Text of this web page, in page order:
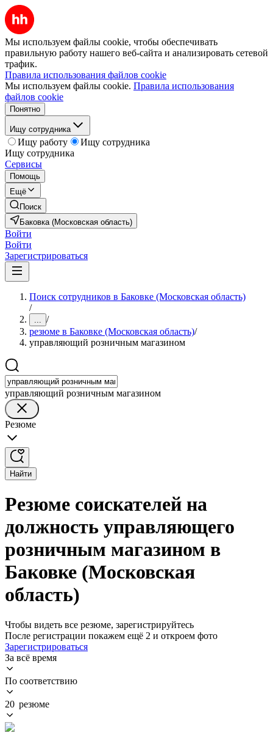
Мы используем файлы cookie, чтобы обеспечивать
правильную работу нашего веб-сайта и анализировать сетевой
трафик.
Правила использования файлов cookie
Мы используем файлы cookie. Правила использования
файлов cookie
Понятно
Ищу сотрудника
Ищу работу
Ищу сотрудника
Ищу сотрудника
Сервисы
Помощь
Ещё
Поиск
Баковка (Московская область)
Войти
Войти
Зарегистрироваться
Поиск сотрудников в Баковке (Московская область)
/
... /
резюме в Баковке (Московская область)/
управляющий розничным магазином
управляющий розничным магазином
Резюме
Найти
Резюме соискателей на
должность управляющего
розничным магазином в
Баковке (Московская
область)
Чтобы видеть все резюме, зарегистрируйтесь
После регистрации покажем ещё 2 и откроем фото
Зарегистрироваться
За всё время
По соответствию
20 резюме